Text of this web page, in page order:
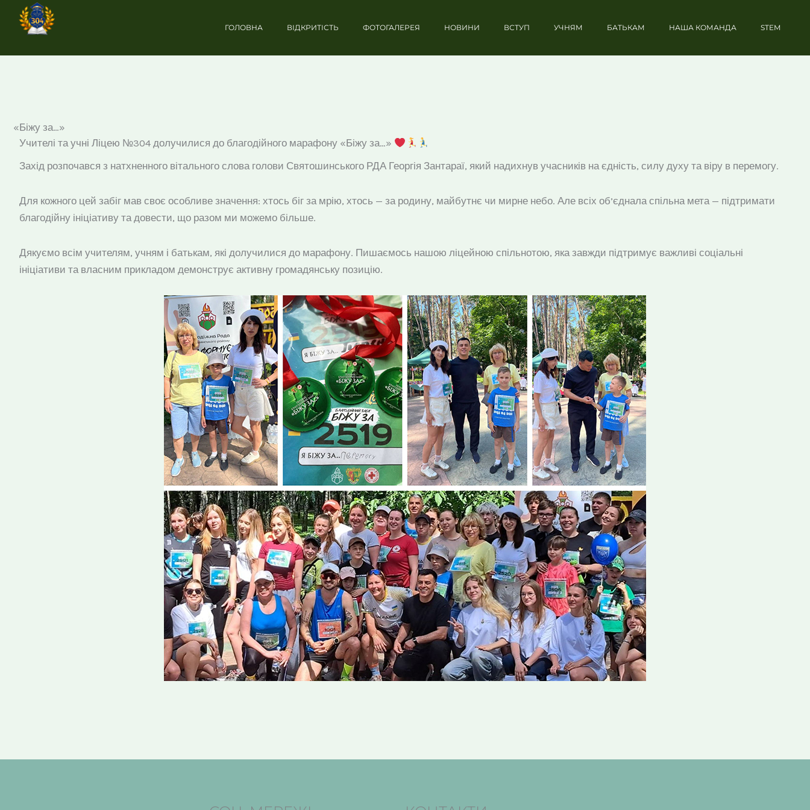
Перейти
ГОЛОВНА ВІДКРИТІСТЬ ФОТОГАЛЕРЕЯ НОВИНИ ВСТУП УЧНЯМ БАТЬКАМ НАША КОМАНДА STEM
«Біжу за…»
Учителі та учні Ліцею №304 долучилися до благодійного марафону «Біжу за…»
Захід розпочався з натхненного вітального слова голови Святошинського РДА Георгія Зантараї, який надихнув учасників на єдність, силу духу та віру в перемогу.
Для кожного цей забіг мав своє особливе значення: хтось біг за мрію, хтось — за родину, майбутнє чи мирне небо. Але всіх об’єднала спільна мета — підтримати
благодійну ініціативу та довести, що разом ми можемо більше.
Дякуємо всім учителям, учням і батькам, які долучилися до марафону. Пишаємось нашою ліцейною спільнотою, яка завжди підтримує важливі соціальні
ініціативи та власним прикладом демонструє активну громадянську позицію.